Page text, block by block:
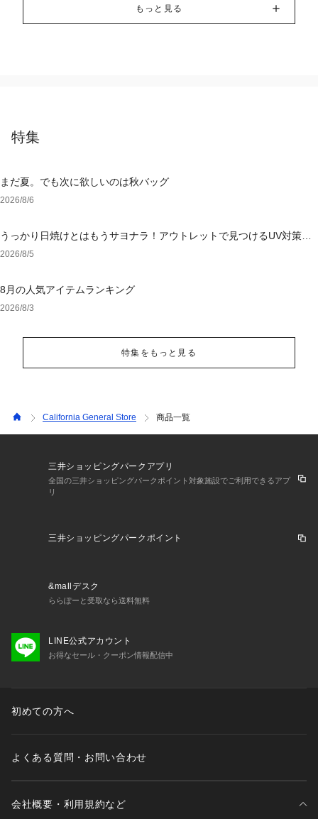
もっと見る
特集
まだ夏。でも次に欲しいのは秋バッグ
2026/8/6
うっかり日焼けとはもうサヨナラ！アウトレットで見つけるUV対策ウ
ェア
2026/8/5
8月の人気アイテムランキング
2026/8/3
特集をもっと見る
California General Store 商品一覧
三井ショッピングパークアプリ
全国の三井ショッピングパークポイント対象施設でご利用できるアプ
リ
三井ショッピングパークポイント
&mallデスク
ららぽーと受取なら送料無料
LINE公式アカウント
お得なセール・クーポン情報配信中
初めての方へ
よくある質問・お問い合わせ
会社概要・利用規約など